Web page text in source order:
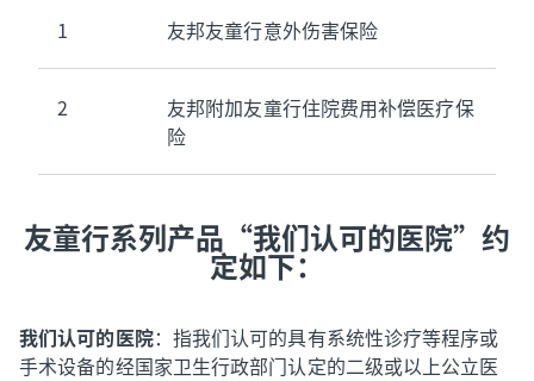
1 友邦友童行意外伤害保险
2
友邦附加友童行住院费用补偿医疗保
险
友童行系列产品“我们认可的医院”约
定如下：
我们认可的医院：指我们认可的具有系统性诊疗等程序或
手术设备的经国家卫生行政部门认定的二级或以上公立医